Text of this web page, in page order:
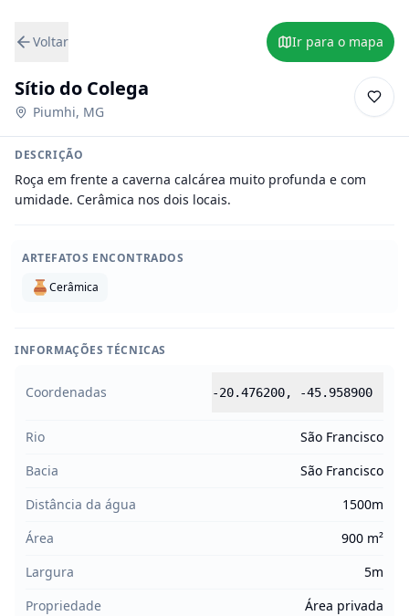
Voltar Ir para o mapa
Sítio do Colega
Piumhi, MG
DESCRIÇÃO
Roça em frente a caverna calcárea muito profunda e com
umidade. Cerâmica nos dois locais.
ARTEFATOS ENCONTRADOS
Cerâmica
INFORMAÇÕES TÉCNICAS
Coordenadas -20.476200, -45.958900
Rio
São Francisco
Bacia
São Francisco
Distância da água
1500m
Área
900 m²
Largura
5m
Propriedade
Área privada